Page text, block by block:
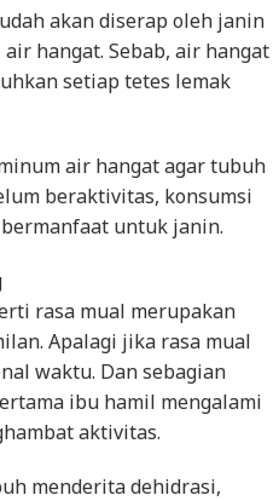
akan diserap oleh janin
hangat. Sebab, air hangat
setiap tetes lemak
air hangat agar tubuh
beraktivitas, konsumsi
untuk janin.
rasa mual merupakan
Apalagi jika rasa mual
waktu. Dan sebagian
ibu hamil mengalami
aktivitas.
menderita dehidrasi,